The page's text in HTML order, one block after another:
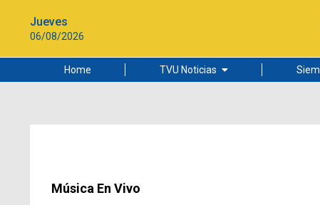
Jueves
06/08/2026
Home TVU Noticias
Ciudad
Música En Vivo